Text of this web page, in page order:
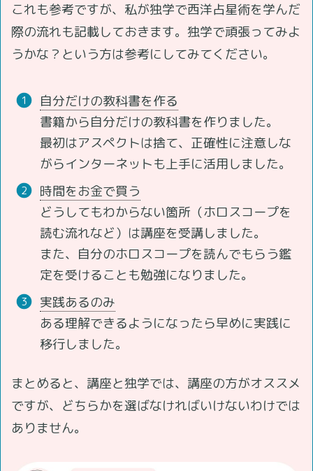
これも参考ですが、私が独学で西洋占星術を学んだ
際の流れも記載しておきます。独学で頑張ってみよ
うかな？という方は参考にしてみてください。
自分だけの教科書を作る
書籍から自分だけの教科書を作りました。
最初はアスペクトは捨て、正確性に注意しな
がらインターネットも上手に活用しました。
時間をお金で買う
どうしてもわからない箇所（ホロスコープを
読む流れなど）は講座を受講しました。
また、自分のホロスコープを読んでもらう鑑
定を受けることも勉強になりました。
実践あるのみ
ある理解できるようになったら早めに実践に
移行しました。
まとめると、講座と独学では、講座の方がオススメ
ですが、どちらかを選ばなければいけないわけでは
ありません。